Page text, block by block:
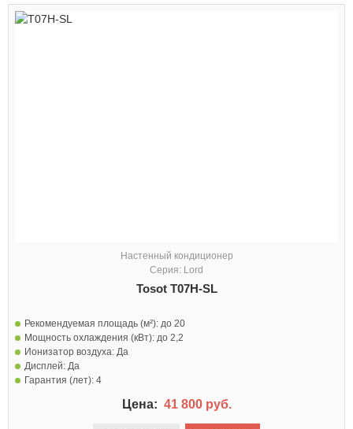
Настенный кондиционер
Серия: Lord
Tosot T07H-SL
Рекомендуемая площадь (м²): до 20
Мощность охлаждения (кВт): до 2,2
Ионизатор воздуха: Да
Дисплей: Да
Гарантия (лет): 4
Цена: 41 800 руб.